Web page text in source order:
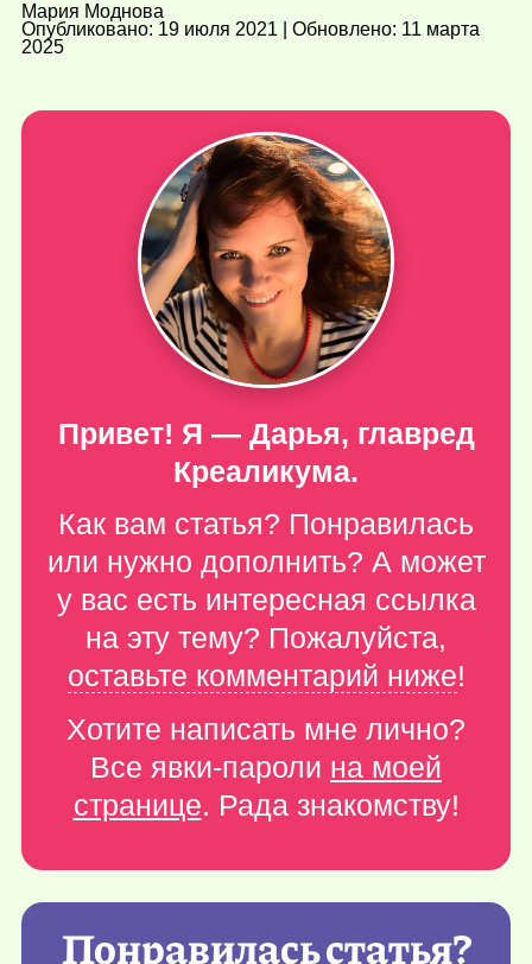
Мария Моднова
Опубликовано: 19 июля 2021 | Обновлено: 11 марта
2025
Привет! Я — Дарья, главред
Креаликума.
Как вам статья? Понравилась
или нужно дополнить? А может
у вас есть интересная ссылка
на эту тему? Пожалуйста,
оставьте комментарий ниже!
Хотите написать мне лично?
Все явки-пароли на моей
странице. Рада знакомству!
Понравилась статья?